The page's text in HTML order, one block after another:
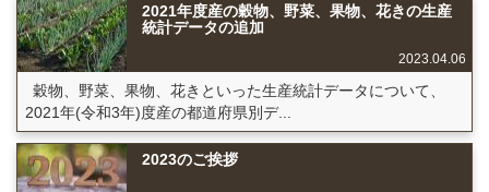
2021年度産の穀物、野菜、果物、花きの生産
統計データの追加
2023.04.06
穀物、野菜、果物、花きといった生産統計データについて、
2021年(令和3年)度産の都道府県別デ...
2023のご挨拶